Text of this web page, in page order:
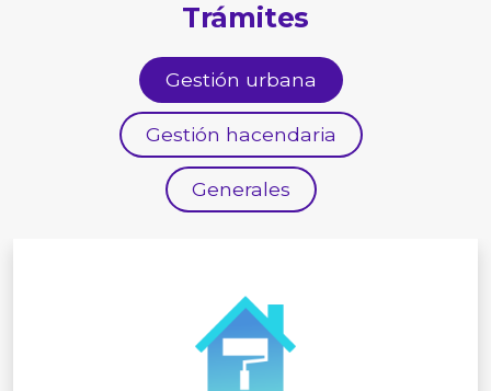
Trámites
Gestión urbana
Gestión hacendaria
Generales